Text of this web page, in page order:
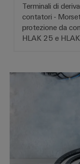
Terminali di
contatori -
protezione da
HLAK 25 e